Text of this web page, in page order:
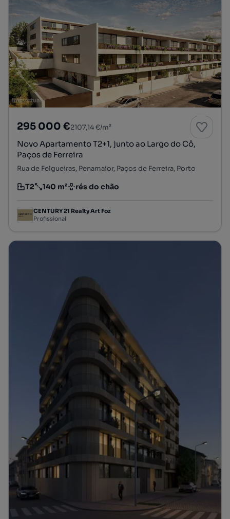
295 000 €2107,14 €/m²
Novo Apartamento T2+1, junto ao Largo do Cô,
Paços de Ferreira
Rua de Felgueiras, Penamaior, Paços de Ferreira, Porto
Tipologia
T2
Preço por metro quadrado
140 m²
Andar rés do chão
CENTURY 21 Realty Art Foz
Profissional